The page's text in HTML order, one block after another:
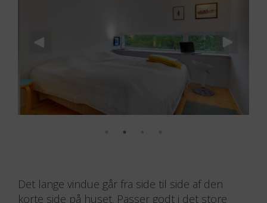
Dimension: 2870 x 500 mm
Pris: 17 400 DKK